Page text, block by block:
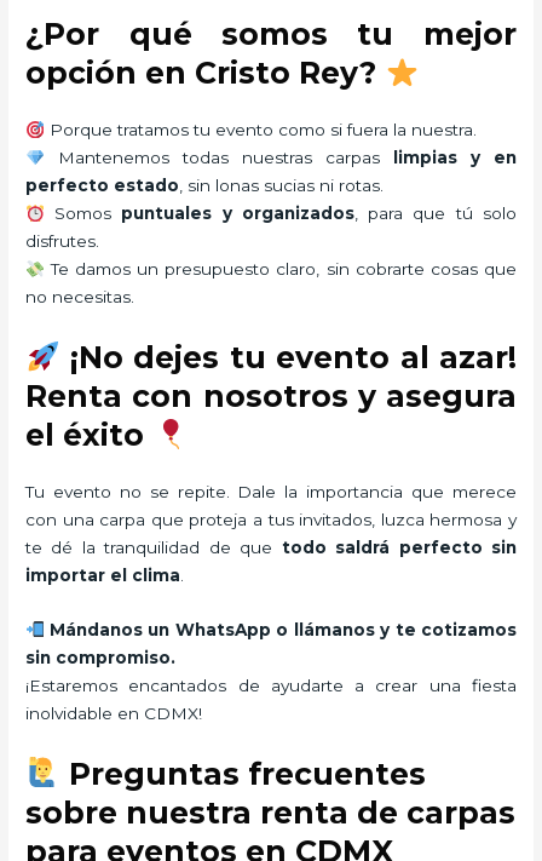
¿Por qué somos tu mejor
opción en Cristo Rey?
Porque tratamos tu evento como si fuera la nuestra.
Mantenemos todas nuestras carpas
limpias y en
perfecto estado, sin lonas sucias ni rotas.
Somos puntuales y organizados, para que tú solo
disfrutes.
Te damos un presupuesto claro, sin cobrarte cosas que
no necesitas.
¡No dejes tu evento al azar!
Renta con nosotros y asegura
el éxito
Tu evento no se repite. Dale la importancia que merece
con una carpa que proteja a tus invitados, luzca hermosa y
te dé la tranquilidad de que todo saldrá perfecto sin
importar el clima
Mándanos un WhatsApp o llámanos y te cotizamos
sin compromiso.
¡Estaremos encantados de ayudarte a crear una fiesta
inolvidable en CDMX!
Preguntas frecuentes
sobre nuestra renta de carpas
para eventos en CDMX